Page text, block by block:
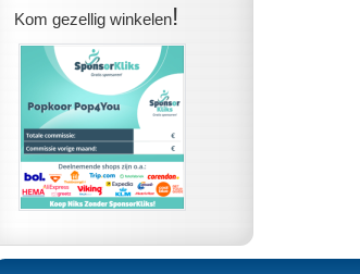
Kom gezellig winkelen!